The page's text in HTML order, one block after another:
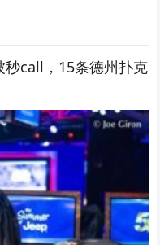
秒call，15条德州扑克